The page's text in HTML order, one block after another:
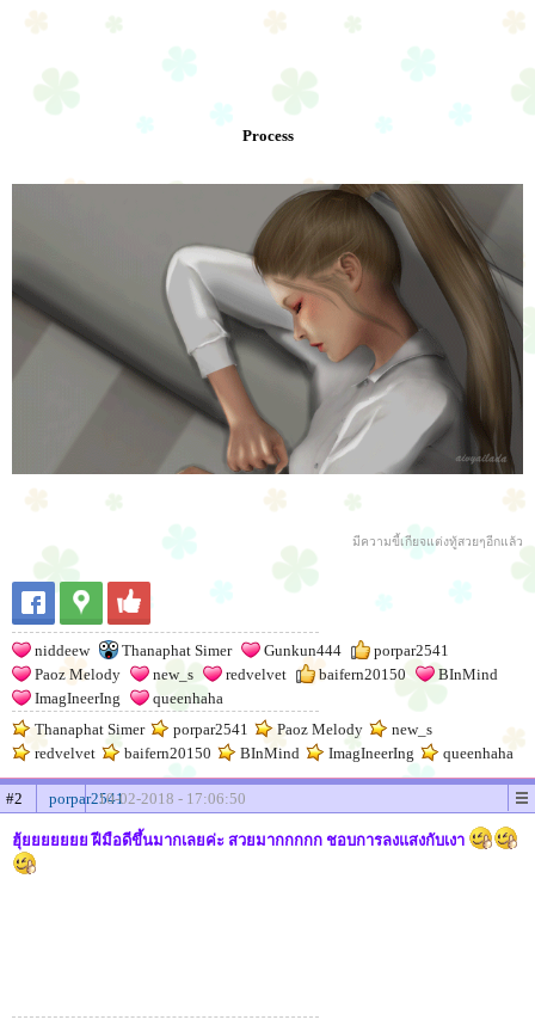
Process
มีความขี้เกียจแต่งทู้สวยๆอีกแล้ว
niddeew Thanaphat Simer Gunkun444
porpar2541
Paoz Melody
new_s redvelvet baifern20150
BInMind
ImagIneerIng
queenhaha
Thanaphat Simer
porpar2541 Paoz Melody
new_s
redvelvet
baifern20150 BInMind ImagIneerIng queenhaha
#2 porpar254110-02-2018 - 17:06:50
ฮุ้ยยยยยยย ฝีมือดีขึ้นมากเลยค่ะ สวยมากกกกก ชอบการลงแสงกับเงา